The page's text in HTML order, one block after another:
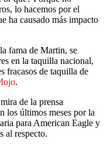
lo hacemos por el
ha causado más impacto
fama de Martin, se
en la taquilla nacional,
fracasos de taquilla de
.
de la prensa
los últimos meses por la
para American Eagle y
al respecto.